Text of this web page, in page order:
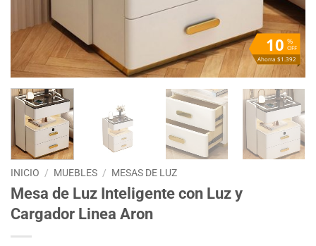
%
OFF
10
Ahorra $1.392
INICIO / MUEBLES / MESAS DE LUZ
Mesa de Luz Inteligente con Luz y
Cargador Linea Aron